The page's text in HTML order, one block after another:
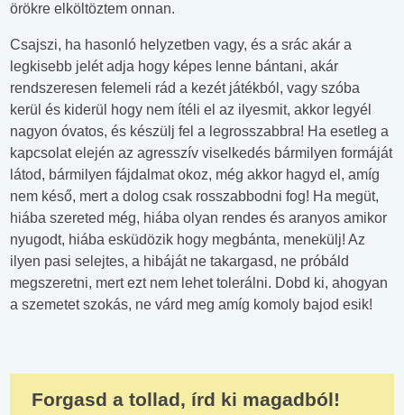
örökre elköltöztem onnan.
Csajszi, ha hasonló helyzetben vagy, és a srác akár a
legkisebb jelét adja hogy képes lenne bántani, akár
rendszeresen felemeli rád a kezét játékból, vagy szóba
kerül és kiderül hogy nem ítéli el az ilyesmit, akkor legyél
nagyon óvatos, és készülj fel a legrosszabbra! Ha esetleg a
kapcsolat elején az agresszív viselkedés bármilyen formáját
látod, bármilyen fájdalmat okoz, még akkor hagyd el, amíg
nem késő, mert a dolog csak rosszabbodni fog! Ha megüt,
hiába szereted még, hiába olyan rendes és aranyos amikor
nyugodt, hiába esküdözik hogy megbánta, menekülj! Az
ilyen pasi selejtes, a hibáját ne takargasd, ne próbáld
megszeretni, mert ezt nem lehet tolerálni. Dobd ki, ahogyan
a szemetet szokás, ne várd meg amíg komoly bajod esik!
Forgasd a tollad, írd ki magadból!